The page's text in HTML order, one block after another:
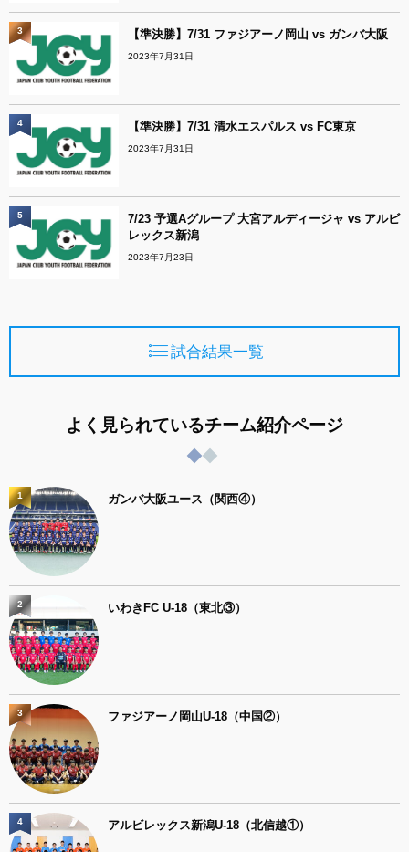
【準決勝】7/31 ファジアーノ岡山 vs ガンバ大阪
2023年7月31日
3
【準決勝】7/31 清水エスパルス vs FC東京
2023年7月31日
4
7/23 予選Aグループ 大宮アルディージャ vs アルビ
レックス新潟
2023年7月23日
5
試合結果一覧
よく見られているチーム紹介ページ
ガンバ大阪ユース（関西④）
1
いわきFC U-18（東北③）
2
ファジアーノ岡山U-18（中国②）
3
アルビレックス新潟U-18（北信越①）
4